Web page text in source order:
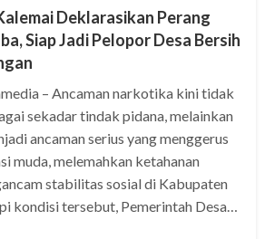
Deklarasikan Perang
Siap Jadi Pelopor Desa Bersih
– Ancaman narkotika kini tidak
sekadar tindak pidana, melainkan
ancaman serius yang menggerus
muda, melemahkan ketahanan
stabilitas sosial di Kabupaten
kondisi tersebut, Pemerintah Desa…